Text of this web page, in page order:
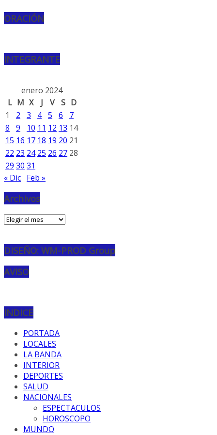
ORACIÓN
INTEGRANTE
enero 2024
L M X J V S D
1
2 3 4 5 6
7
8
9 10 11 12 13 14
15 16 17 18 19 20 21
22 23 24 25 26 27 28
29 30 31
« Dic Feb »
Archivos
Archivos
DISEÑO: WM-PROD Group
AVISO
INDICE
PORTADA
LOCALES
LA BANDA
INTERIOR
DEPORTES
SALUD
NACIONALES
ESPECTACULOS
HOROSCOPO
MUNDO